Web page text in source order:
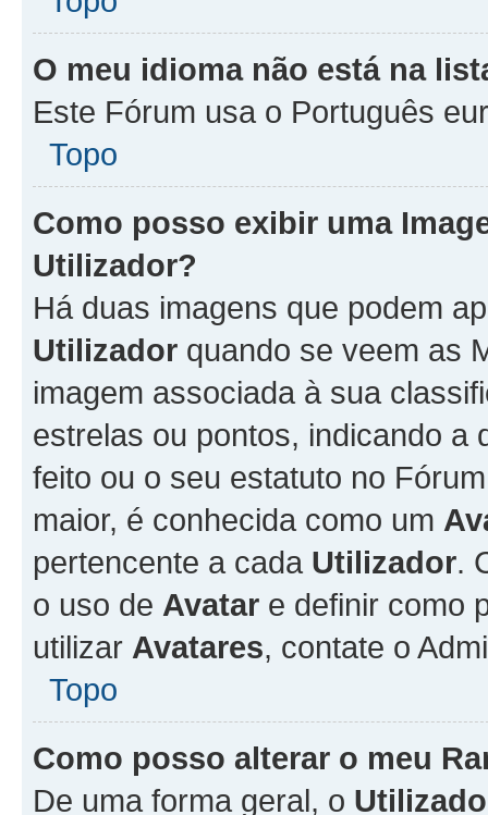
O meu idioma não está na
Este Fórum usa o Português
Topo
Como posso exibir uma
Utilizador?
Há duas imagens que podem
Utilizador quando se veem as
imagem associada à sua
estrelas ou pontos, indicando a
feito ou o seu estatuto no
maior, é conhecida como um
pertencente a cada Utilizador.
o uso de Avatar e definir como
utilizar Avatares, contate o
Topo
Como posso alterar o meu
De uma forma geral, o